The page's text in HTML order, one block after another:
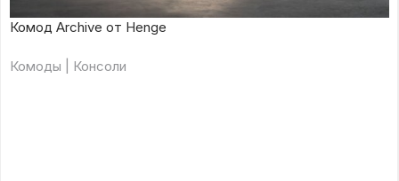
Комод Archive от Henge
Комоды | Консоли